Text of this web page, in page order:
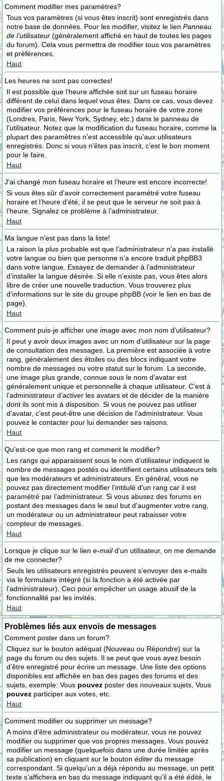
Comment modifier mes paramètres?
Tous vos paramètres (si vous êtes inscrit) sont enregistrés dans
notre base de données. Pour les modifier, visitez le lien Panneau
de l’utilisateur (généralement affiché en haut de toutes les pages
du forum). Cela vous permettra de modifier tous vos paramètres
et préférences.
Haut
Les heures ne sont pas correctes!
Il est possible que l’heure affichée soit sur un fuseau horaire
différent de celui dans lequel vous êtes. Dans ce cas, vous devez
modifier vos préférences pour le fuseau horaire de votre zone
(Londres, Paris, New York, Sydney, etc.) dans le panneau de
l’utilisateur. Notez que la modification du fuseau horaire, comme la
plupart des paramètres n’est accessible qu’aux utilisateurs
enregistrés. Donc si vous n’êtes pas inscrit, c’est le bon moment
pour le faire.
Haut
J’ai changé mon fuseau horaire et l’heure est encore incorrecte!
Si vous êtes sûr d’avoir correctement paramétré votre fuseau
horaire et l’heure d’été, il se peut que le serveur ne soit pas à
l’heure. Signalez ce problème à l’administrateur.
Haut
Ma langue n’est pas dans la liste!
La raison la plus probable est que l’administrateur n’a pas installé
votre langue ou bien que personne n’a encore traduit phpBB3
dans votre langue. Essayez de demander à l’administrateur
d’installer la langue désirée. Si elle n’existe pas, vous êtes alors
libre de créer une nouvelle traduction. Vous trouverez plus
d’informations sur le site du groupe phpBB (voir le lien en bas de
page).
Haut
Comment puis-je afficher une image avec mon nom d’utilisateur?
Il peut y avoir deux images avec un nom d’utilisateur sur la page
de consultation des messages. La première est associée à votre
rang, généralement des étoiles ou des blocs indiquant votre
nombre de messages ou votre statut sur le forum. La seconde,
une image plus grande, connue sous le nom d’avatar est
généralement unique et personnelle à chaque utilisateur. C’est à
l’administrateur d’activer les avatars et de décider de la manière
dont ils sont mis à disposition. Si vous ne pouvez pas utiliser
d’avatar, c’est peut-être une décision de l’administrateur. Vous
pouvez le contacter pour lui demander ses raisons.
Haut
Qu’est-ce que mon rang et comment le modifier?
Les rangs qui apparaissent sous le nom d’utilisateur indiquent le
nombre de messages postés ou identifient certains utilisateurs tels
que les modérateurs et administrateurs. En général, vous ne
pouvez pas directement modifier l’intitulé d’un rang car il est
paramétré par l’administrateur. Si vous abusez des forums en
postant des messages dans le seul but d’augmenter votre rang,
un modérateur ou un administrateur peut rabaisser votre
compteur de messages.
Haut
Lorsque je clique sur le lien e-maild’un utilisateur, on me demande
de me connecter?
Seuls les utilisateurs enregistrés peuvent s’envoyer des e-mails
via le formulaire intégré (si la fonction a été activée par
l’administrateur). Ceci pour empêcher un usage abusif de la
fonctionnalité par les invités.
Haut
Problèmes liés aux envois de messages
Comment poster dans un forum?
Cliquez sur le bouton adéquat (Nouveau ou Répondre) sur la
page du forum ou des sujets. Il se peut que vous ayez besoin
d’être enregistré pour écrire un message. Une liste des options
disponibles est affichée en bas des pages des forums et des
sujets, exemple: Vous pouvez poster des nouveaux sujets, Vous
pouvez participer aux votes, etc.
Haut
Comment modifier ou supprimer un message?
A moins d’être administrateur ou modérateur, vous ne pouvez
modifier ou supprimer que vos propres messages. Vous pouvez
modifier un message (quelquefois dans une durée limitée après
sa publication) en cliquant sur le bouton éditer du message
correspondant. Si quelqu’un a déjà répondu au message, un petit
texte s’affichera en bas du message indiquant qu’il a été édité, le